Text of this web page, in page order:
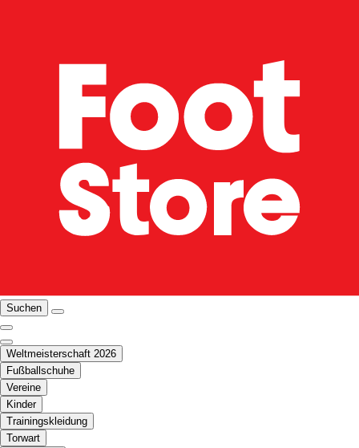
Suchen
Weltmeisterschaft 2026
Fußballschuhe
Vereine
Kinder
Trainingskleidung
Torwart